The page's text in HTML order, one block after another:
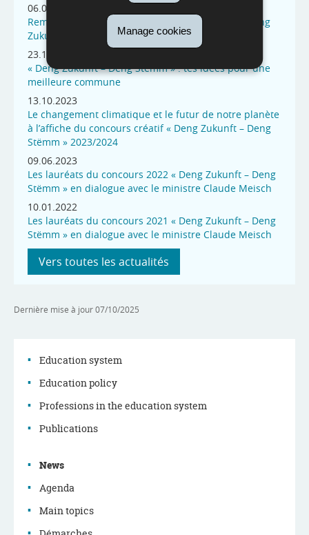
Manage cookies
06.03.2025
Remise des prix de la 4e édition du concours « Deng
Zukunft – Deng Stëmm »
23.10.2024
« Deng Zukunft – Deng Stëmm » : tes idées pour une
meilleure commune
13.10.2023
Le changement climatique et le futur de notre planète
à l’affiche du concours créatif « Deng Zukunft – Deng
Stëmm » 2023/2024
09.06.2023
Les lauréats du concours 2022 « Deng Zukunft – Deng
Stëmm » en dialogue avec le ministre Claude Meisch
10.01.2022
Les lauréats du concours 2021 « Deng Zukunft – Deng
Stëmm » en dialogue avec le ministre Claude Meisch
Vers toutes les actualités
Dernière mise à jour07/10/2025
Navigation
menu
Education system
Education policy
Professions in the education system
Publications
News
Agenda
Main topics